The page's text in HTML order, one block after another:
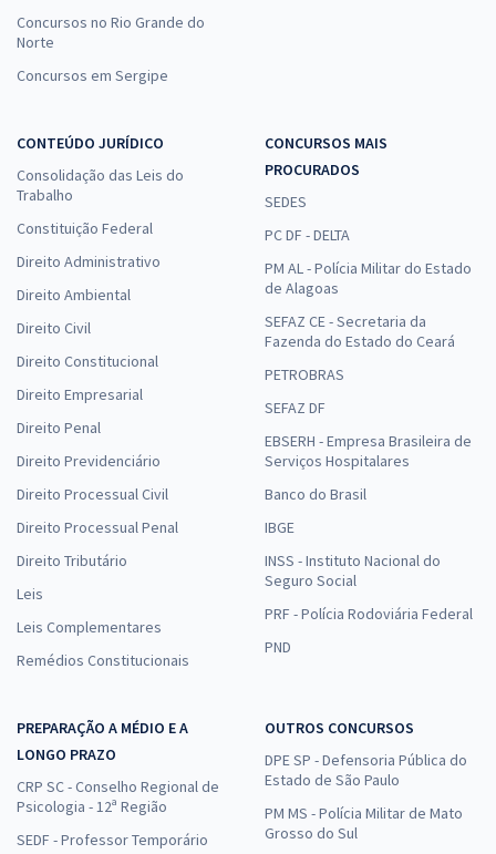
Concursos no Rio Grande do
Norte
Concursos em Sergipe
CONTEÚDO JURÍDICO
Consolidação das Leis do
Trabalho
Constituição Federal
Direito Administrativo
Direito Ambiental
Direito Civil
Direito Constitucional
Direito Empresarial
Direito Penal
Direito Previdenciário
Direito Processual Civil
Direito Processual Penal
Direito Tributário
Leis
Leis Complementares
Remédios Constitucionais
CONCURSOS MAIS
PROCURADOS
SEDES
PC DF - DELTA
PM AL - Polícia Militar do Estado
de Alagoas
SEFAZ CE - Secretaria da
Fazenda do Estado do Ceará
PETROBRAS
SEFAZ DF
EBSERH - Empresa Brasileira de
Serviços Hospitalares
Banco do Brasil
IBGE
INSS - Instituto Nacional do
Seguro Social
PRF - Polícia Rodoviária Federal
PND
PREPARAÇÃO A MÉDIO E A
LONGO PRAZO
CRP SC - Conselho Regional de
Psicologia - 12ª Região
SEDF - Professor Temporário
OUTROS CONCURSOS
DPE SP - Defensoria Pública do
Estado de São Paulo
PM MS - Polícia Militar de Mato
Grosso do Sul